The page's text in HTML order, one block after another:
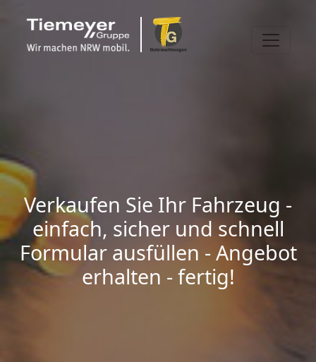
Verkaufen Sie Ihr Fahrzeug -
einfach, sicher und schnell
Formular ausfüllen - Angebot
erhalten - fertig!